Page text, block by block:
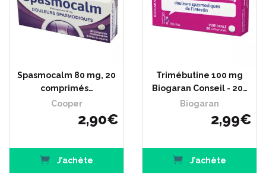
Spasmocalm 80 mg, 20
comprimés…
Cooper
2,90€
J’achète
Trimébutine 100 mg
Biogaran Conseil - 20…
Biogaran
2,99€
J’achète